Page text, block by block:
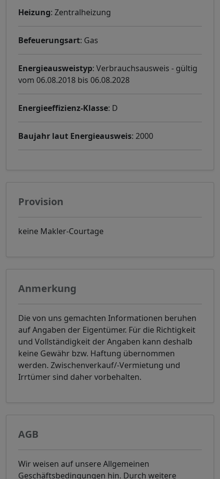
Heizung: Zentralheizung
Befeuerungsart: Gas
Energieausweistyp: Verbrauchsausweis - gültig
vom 06.08.2018 bis 06.08.2028
Energieeffizienz-Klasse: D
Baujahr laut Energieausweis: 2000
Provision
keine Makler-Courtage
Anmerkung
Die von uns gemachten Informationen beruhen
auf Angaben der Eigentümer. Für die Richtigkeit
und Vollständigkeit der Angaben kann deshalb
keine Gewähr bzw. Haftung übernommen
werden. Zwischenverkauf/-Vermietung und
Irrtümer sind daher vorbehalten.
AGB
Wir weisen auf unsere Allgemeinen
Geschäftsbedingungen hin. Durch weitere